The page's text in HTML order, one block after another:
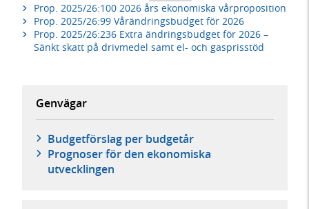
Prop. 2025/26:100 2026 års ekonomiska vårproposition
Prop. 2025/26:99 Vårändringsbudget för 2026
Prop. 2025/26:236 Extra ändringsbudget för 2026 –
Sänkt skatt på drivmedel samt el- och gasprisstöd
Genvägar
Budgetförslag per budgetår
Prognoser för den ekonomiska
utvecklingen